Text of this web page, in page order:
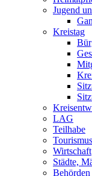
Jugend
Kreistag
LAG
Teilhabe
Tourismus
Wirtschaft
Städte,